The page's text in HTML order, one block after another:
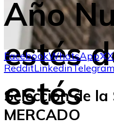
Año
estés
estés
FacebookWhatsApp X
RedditLinkedin
Selección de
MERCADO